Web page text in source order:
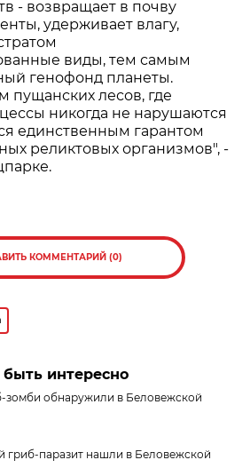
- возвращает в почву
удерживает влагу,
виды, тем самым
генофонд планеты.
лесов, где
никогда не нарушаются
единственным гарантом
реликтовых организмов", -
КОММЕНТАРИЙ (0)
интересно
зомби обнаружили в Беловежской
гриб-паразит нашли в Беловежской